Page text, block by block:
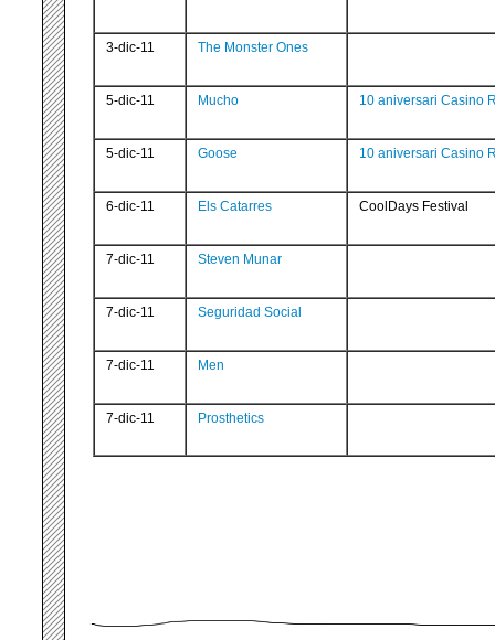
3-dic-11 The Monster Ones
5-dic-11 Mucho 10 aniversari Casino
5-dic-11 Goose 10 aniversari Casino
6-dic-11 Els Catarres CoolDays Festival
7-dic-11 Steven Munar
7-dic-11 Seguridad Social
7-dic-11 Men
7-dic-11 Prosthetics